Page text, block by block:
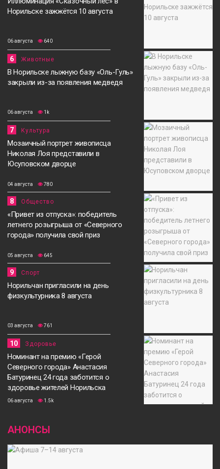
Норильске зажжётся 10 августа
06 августа 640
6 Животные
В Норильске лыжную базу «Оль-Гуль»
закрыли из-за появления медведя
06 августа 1k
7 Культура
Мозаичный портрет живописца
Николая Лоя представили в
Юсуповском дворце
04 августа 780
8 Общество
«Привет из отпуска»: победитель
летнего розыгрыша от «Северного
города» получила свой приз
05 августа 645
9 Спорт
Норильчан пригласили на день
физкультурника 8 августа
03 августа 761
10 Здоровье
Номинант на премию «Герой
Северного города» Анастасия
Батуринец 24 года заботится о
здоровье жителей Норильска
06 августа 1.5k
АНОНСЫ